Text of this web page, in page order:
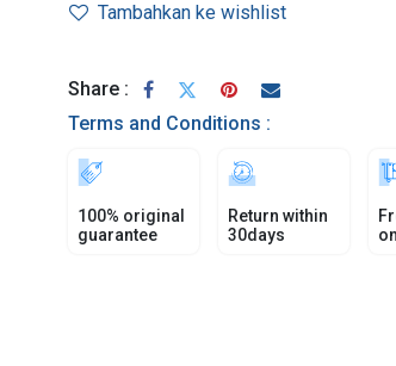
Tambahkan ke wishlist
Share :
Terms and Conditions :
100% original
guarantee
Return within
30days